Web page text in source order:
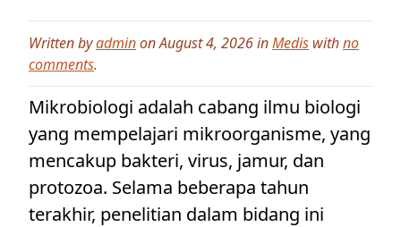
Written byadminon August 4, 2026 inMedis withno
comments.
Mikrobiologi adalah cabang ilmu biologi
yang mempelajari mikroorganisme, yang
mencakup bakteri, virus, jamur, dan
protozoa. Selama beberapa tahun
terakhir, penelitian dalam bidang ini